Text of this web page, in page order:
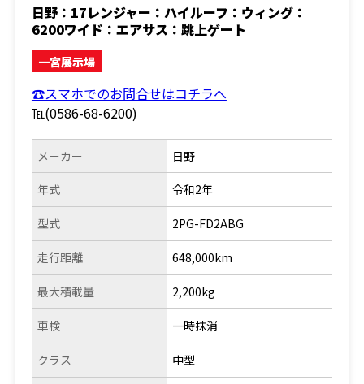
日野：17レンジャー：ハイルーフ：ウィング：
6200ワイド：エアサス：跳上ゲート
一宮展示場
☎スマホでのお問合せはコチラへ
℡(0586-68-6200)
メーカー
年式
型式
走行距離
日野
令和2年
2PG-FD2ABG
648,000km
最大積載量
車検
クラス
2,200kg
一時抹消
中型